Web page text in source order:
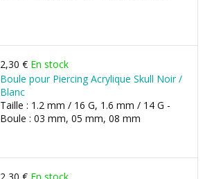
2,30 € En stock
Boule pour Piercing Acrylique Skull Noir /
Blanc
Taille : 1.2 mm / 16 G, 1.6 mm / 14 G -
Boule : 03 mm, 05 mm, 08 mm